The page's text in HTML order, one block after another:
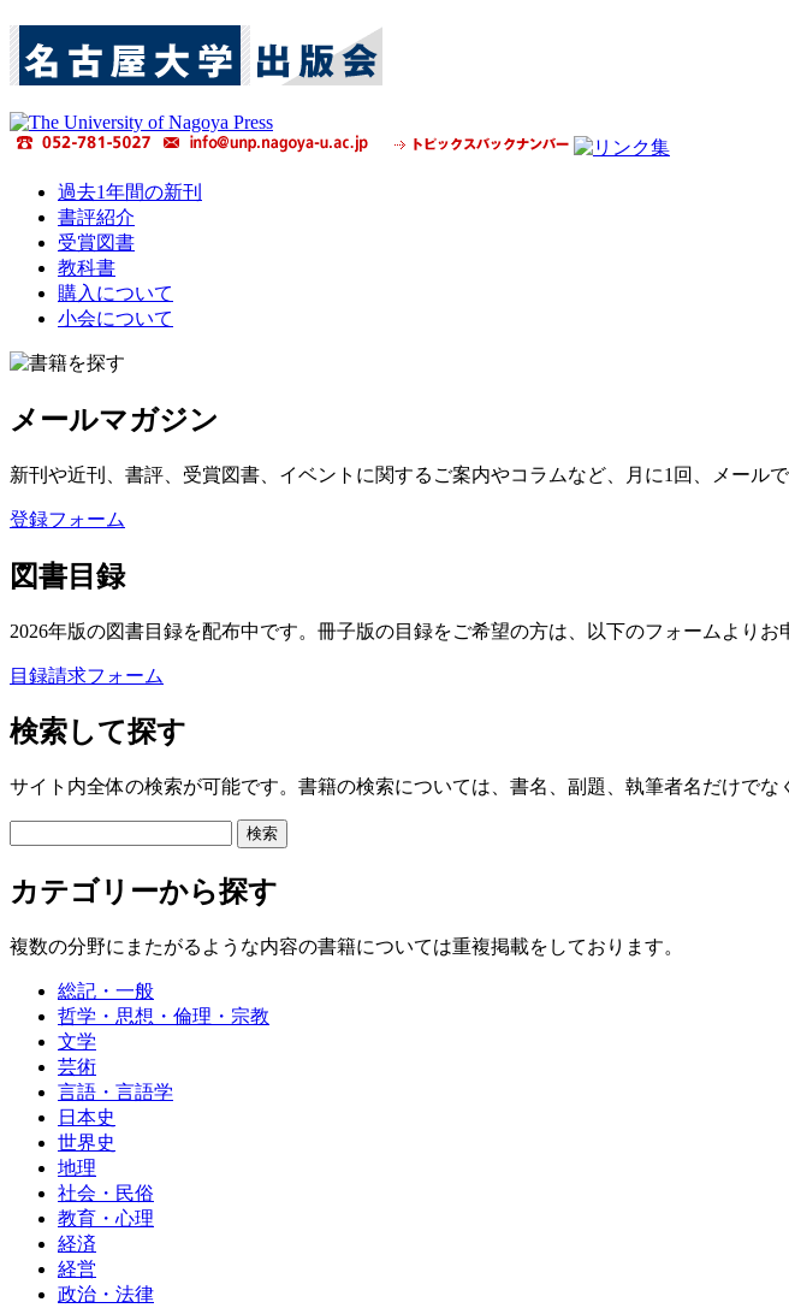
過去1年間の新刊
書評紹介
受賞図書
教科書
購入について
小会について
メールマガジン
新刊や近刊、書評、受賞図書、イベントに関するご案内やコラムなど、月に1回、メール
登録フォーム
図書目録
2026年版の図書目録を配布中です。冊子版の目録をご希望の方は、以下のフォームよりお
目録請求フォーム
検索して探す
サイト内全体の検索が可能です。書籍の検索については、書名、副題、執筆者名だけでな
カテゴリーから探す
複数の分野にまたがるような内容の書籍については重複掲載をしております。
総記・一般
哲学・思想・倫理・宗教
文学
芸術
言語・言語学
日本史
世界史
地理
社会・民俗
教育・心理
経済
経営
政治・法律